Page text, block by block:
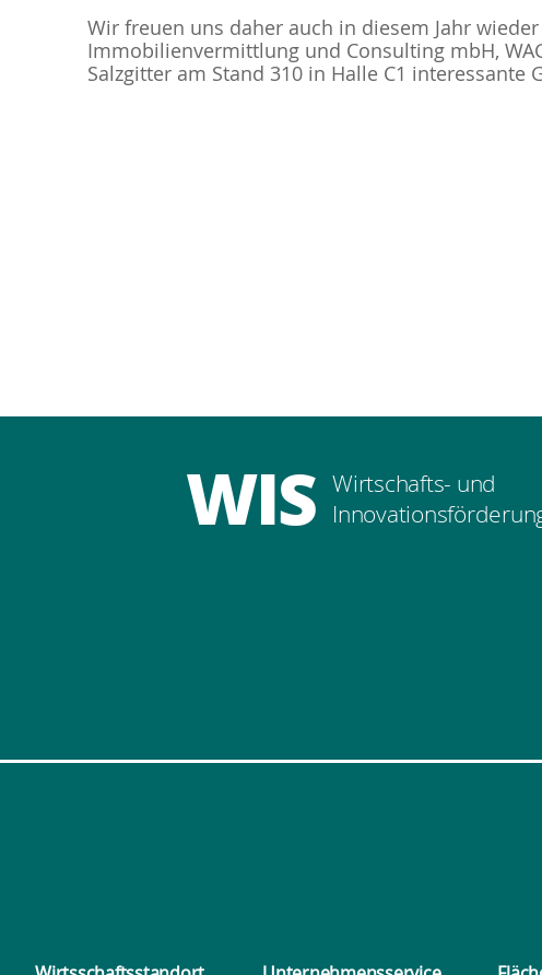
Wir freuen uns daher auch in diesem Jahr
Immobilienvermittlung und Consulting mbH,
Salzgitter am Stand 310 in Halle C1
WIS Wirtschafts- und